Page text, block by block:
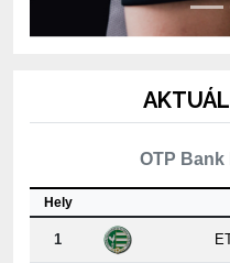
OTP Bank
1
2